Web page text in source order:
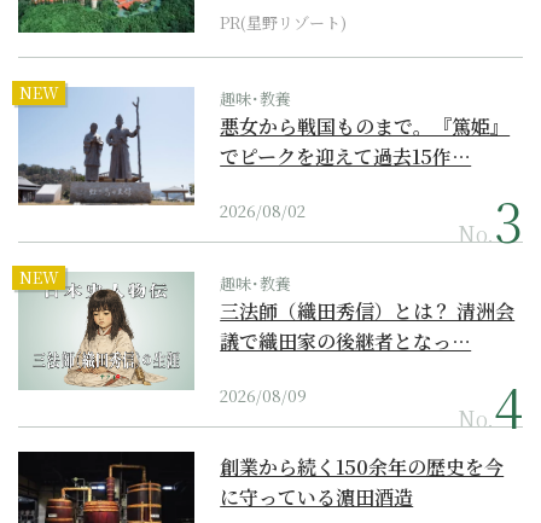
PR(星野リゾート)
NEW 趣味･教養
悪女から戦国ものまで。『篤姫』
でピークを迎えて過去15作…
2026/08/02
No.
NEW 趣味･教養
三法師（織田秀信）とは？ 清洲会
議で織田家の後継者となっ…
2026/08/09
No.
創業から続く150余年の歴史を今
に守っている濵田酒造